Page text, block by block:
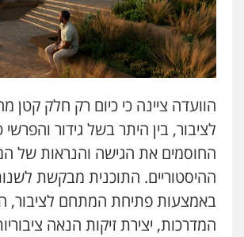
הוועדה ציינה כי כיום רק חלק קטן
לציבור, בין היתר בשל גידור והפרשי
החוסמים את הגישה והנראות של
ההיסטוריים. התוכנית מבקשת
באמצעות פתיחת המתחם לציבור,
המדרכות, יצירת זיקות הנאה
פלילי פשיעה כלכלית
0506217771
עו"ד יאיר בן סימון
פלילי תעבורה אזרחי נזיקין
0505719060
חנא בולוס – משרד עורכי
פשיעה חמורה
0546661544